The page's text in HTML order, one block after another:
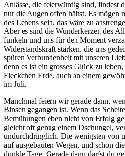
Anlässe, die feierwürdig sind, findest
nur die Augen offen hältst. Es mögen
des Lebens sein, das wäre zu
Aber es sind die Wunderkerzen des
funkeln und uns für den Moment
Widerstandskraft stärken, die uns
spüren Verbundenheit mit unseren
denn es ist ein grosses Glück zu
Fleckchen Erde, auch an einem
im Juli.
Manchmal feiern wir gerade dann,
Binsen gegangen ist. Wenn das
Bemühungen eben nicht von Erfolg
gleicht oft genug einem Dschungel,
undurchdringlich. Die wenigsten von
auf ausgebauten Wegen, und schon
dunkle Tage. Gerade dann darfst du